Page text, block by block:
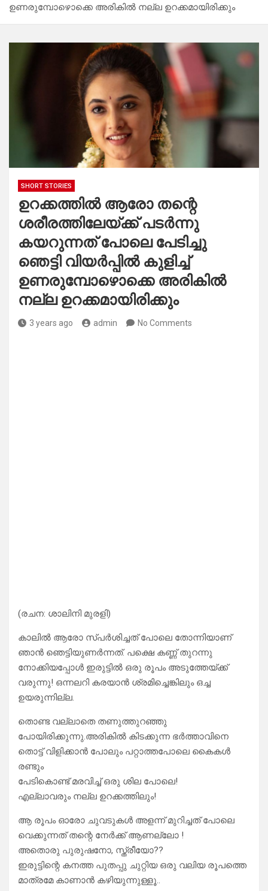
ഉണരുമ്പോഴൊക്കെ അരികിൽ നല്ല ഉറക്കമായിരിക്കും
SHORT STORIES
ഉറക്കത്തിൽ ആരോ തന്റെ
ശരീരത്തിലേയ്ക്ക് പടർന്നു
കയറുന്നത് പോലെ പേടിച്ചു
ഞെട്ടി വിയർപ്പിൽ കുളിച്ച്
ഉണരുമ്പോഴൊക്കെ അരികിൽ
നല്ല ഉറക്കമായിരിക്കും
3 years ago admin No Comments
(രചന: ശാലിനി മുരളി)
കാലിൽ ആരോ സ്പർശിച്ചത് പോലെ തോന്നിയാണ്
ഞാൻ ഞെട്ടിയുണർന്നത്. പക്ഷെ കണ്ണ് തുറന്നു
നോക്കിയപ്പോൾ ഇരുട്ടിൽ ഒരു രൂപം അടുത്തേയ്ക്ക്
വരുന്നു! ഒന്നലറി കരയാൻ ശ്രമിച്ചെങ്കിലും ഒച്ച
ഉയരുന്നില്ല.
തൊണ്ട വല്ലാതെ തണുത്തുറഞ്ഞു
പോയിരിക്കുന്നു.അരികിൽ കിടക്കുന്ന ഭർത്താവിനെ
തൊട്ട് വിളിക്കാൻ പോലും പറ്റാത്തപോലെ കൈകൾ
രണ്ടും
പേടികൊണ്ട് മരവിച്ച് ഒരു ശില പോലെ!
എല്ലാവരും നല്ല ഉറക്കത്തിലും!
ആ രൂപം ഓരോ ചുവടുകൾ അളന്ന് മുറിച്ചത് പോലെ
വെക്കുന്നത് തന്റെ നേർക്ക് ആണല്ലോ !
അതൊരു പുരുഷനോ, സ്ത്രീയോ??
ഇരുട്ടിന്റെ കനത്ത പുതപ്പു ചുറ്റിയ ഒരു വലിയ രൂപത്തെ
മാത്രമേ കാണാൻ കഴിയുന്നുള്ളൂ..